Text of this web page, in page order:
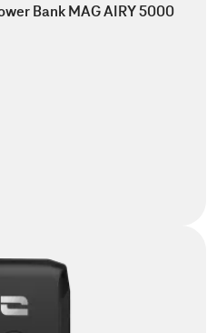
Bank MAG AIRY 5000